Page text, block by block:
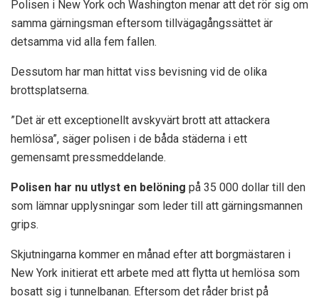
Polisen i New York och Washington menar att det rör sig om
samma gärningsman eftersom tillvägagångssättet är
detsamma vid alla fem fallen.
Dessutom har man hittat viss bevisning vid de olika
brottsplatserna.
”Det är ett exceptionellt avskyvärt brott att attackera
hemlösa”, säger polisen i de båda städerna i ett
gemensamt pressmeddelande.
Polisen har nu utlyst en belöning på 35 000 dollar till den
som lämnar upplysningar som leder till att gärningsmannen
grips.
Skjutningarna kommer en månad efter att borgmästaren i
New York initierat ett arbete med att flytta ut hemlösa som
bosatt sig i tunnelbanan. Eftersom det råder brist på